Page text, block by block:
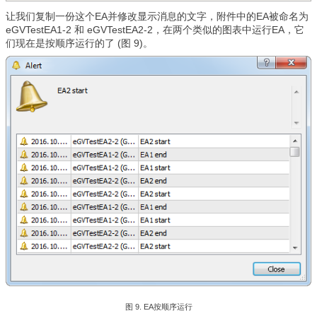
让我们复制一份这个EA并修改显示消息的文字，附件中的EA被命名为
eGVTestEA1-2 和 eGVTestEA2-2，在两个类似的图表中运行EA，它
们现在是按顺序运行的了 (图 9)。
图 9. EA按顺序运行